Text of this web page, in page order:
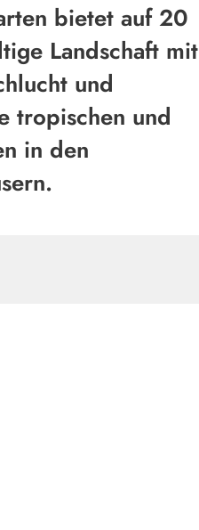
bietet auf 20
Landschaft mit
und
tropischen und
in den